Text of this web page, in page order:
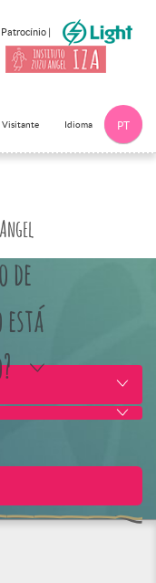
Patrocínio |
Visitante Idioma PT
de
está